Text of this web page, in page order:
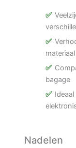
bagage
Nadelen